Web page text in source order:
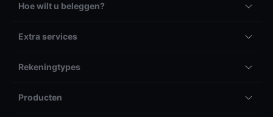
Hoe wilt u beleggen?
Extra services
Rekeningtypes
Producten